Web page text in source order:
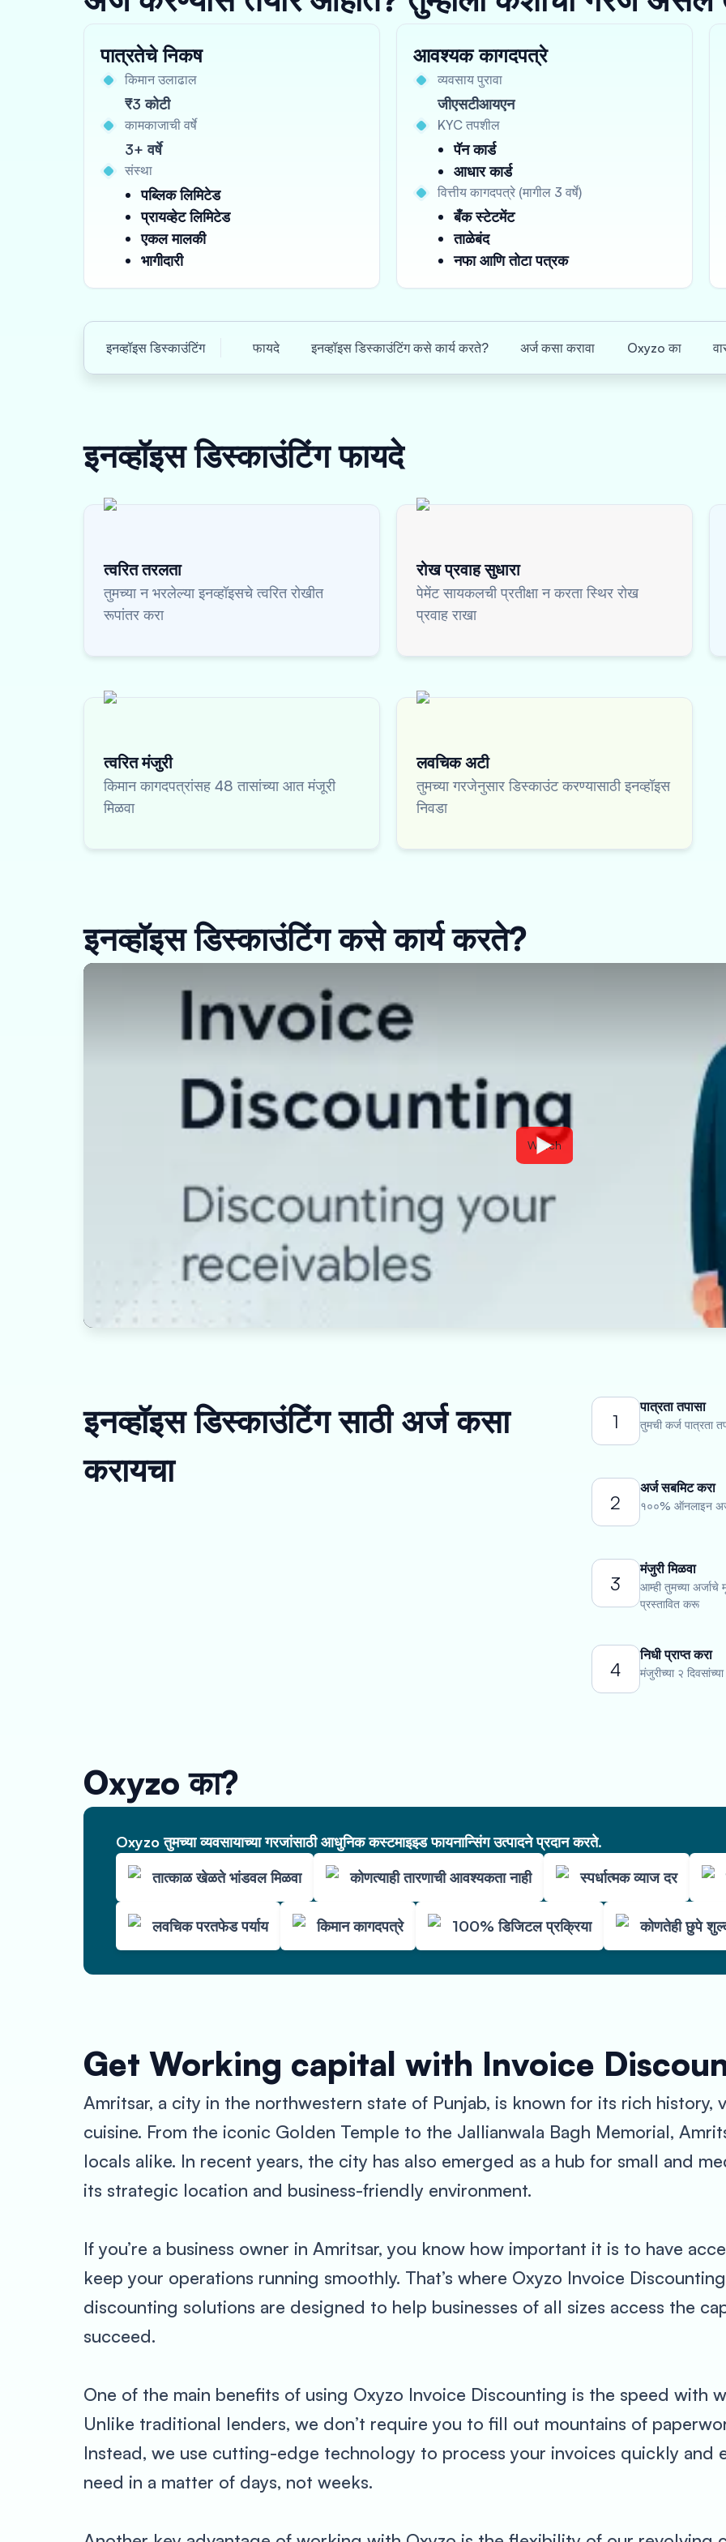
पात्रतेचे निकष
किमान उलाढाल
₹3 कोटी
कामकाजाची वर्षे
3+ वर्षे
संस्था
पब्लिक लिमिटेड
प्रायव्हेट लिमिटेड
एकल मालकी
भागीदारी
आवश्यक कागदपत्रे
व्यवसाय पुरावा
जीएसटीआयएन
KYC तपशील
पॅन कार्ड
आधार कार्ड
वित्तीय कागदपत्रे (मागील 3 वर्षे)
बँक स्टेटमेंट
ताळेबंद
नफा आणि तोटा पत्रक
इनव्हॉइस डिस्काउंटिंग फायदे इनव्हॉइस डिस्काउंटिंग कसे कार्य करते? अर्ज कसा करावा Oxyzo का
इनव्हॉइस डिस्काउंटिंगफायदे
त्वरित तरलता
तुमच्या न भरलेल्या इनव्हॉइसचे त्वरित रोखीत
रूपांतर करा
रोख प्रवाह सुधारा
पेमेंट सायकलची प्रतीक्षा न करता स्थिर रोख
प्रवाह राखा
त्वरित मंजुरी
किमान कागदपत्रांसह 48 तासांच्या आत मंजूरी
मिळवा
लवचिक अटी
तुमच्या गरजेनुसार डिस्काउंट करण्यासाठी इनव्हॉइस
निवडा
इनव्हॉइस डिस्काउंटिंग कसे कार्य करते?
Watch
इनव्हॉइस डिस्काउंटिंग साठी अर्ज कसा
करायचा
1
पात्रता तपासा
तुमची कर्ज पात्रता
2
अर्ज सबमिट करा
१००% ऑनलाइन
3
मंजुरी मिळवा
आम्ही तुमच्या
प्रस्तावित करू
4
निधी प्राप्त करा
मंजुरीच्या २
Oxyzo का?
Oxyzo तुमच्या व्यवसायाच्या गरजांसाठी आधुनिक कस्टमाइझ्ड फायनान्सिंग उत्पादने प्रदान करते.
तात्काळ खेळते भांडवल मिळवा
कोणत्याही तारणाची आवश्यकता नाही स्पर्धात्मक व्याज दर
लवचिक परतफेड पर्याय किमान कागदपत्रे 100% डिजिटल प्रक्रिया कोणतेही छुपे
Get Working capital with Invoice
Amritsar, a city in the northwestern state of Punjab, is known for its rich
cuisine. From the iconic Golden Temple to the Jallianwala Bagh Memorial,
locals alike. In recent years, the city has also emerged as a hub for small and
its strategic location and business-friendly environment.
If you’re a business owner in Amritsar, you know how important it is to have
keep your operations running smoothly. That’s where Oxyzo Invoice
discounting solutions are designed to help businesses of all sizes access the
succeed.
One of the main benefits of using Oxyzo Invoice Discounting is the speed with
Unlike traditional lenders, we don’t require you to fill out mountains of
Instead, we use cutting-edge technology to process your invoices quickly and
need in a matter of days, not weeks.